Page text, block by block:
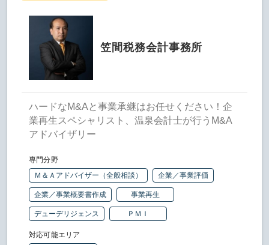
笠間税務会計事務所
ハードなM&Aと事業承継はお任せください！企
業再生スペシャリスト、温泉会計士が行うM&A
アドバイザリー
専門分野
Ｍ＆Ａアドバイザー（全般相談）
企業／事業評価
企業／事業概要書作成 事業再生
デューデリジェンス ＰＭＩ
対応可能エリア